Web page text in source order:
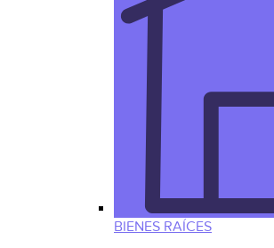
BIENES RAÍCES